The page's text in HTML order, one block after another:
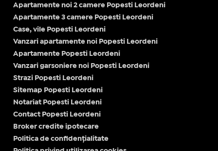
Apartamente noi 2 camere Popesti Leordeni
Apartamente 3 camere Popesti Leordeni
Case, vile Popesti Leordeni
Vanzari apartamente noi Popesti Leordeni
Apartamente Popesti Leordeni
Vanzari garsoniere noi Popesti Leordeni
Strazi Popesti Leordeni
Sitemap Popesti Leordeni
Notariat Popesti Leordeni
Contact Popesti Leordeni
Broker credite ipotecare
Politica de confidențialitate